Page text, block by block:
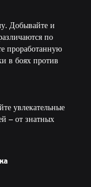
Добывайте и
по
проработанную
в боях против
увлекательные
– от знатных